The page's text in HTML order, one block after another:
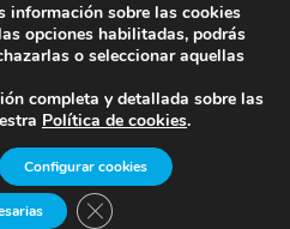
Prudencio. Todos los
reservados.
información sobre las cookies
opciones habilitadas, podrás
o seleccionar aquellas
completa y detallada sobre las
Política de cookies.
Configurar cookies
Cerrar el banner de